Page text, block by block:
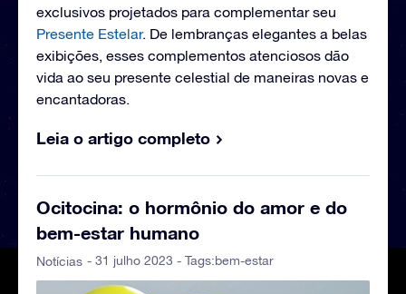
exclusivos projetados para complementar seu
Presente Estelar. De lembranças elegantes a belas
exibições, esses complementos atenciosos dão
vida ao seu presente celestial de maneiras novas e
encantadoras.
Leia o artigo completo
Ocitocina: o hormônio do amor e do
bem-estar humano
Notícias - 31 julho 2023 - Tags:bem-estar